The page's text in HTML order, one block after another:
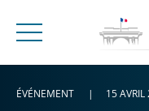
Menu
ÉVÉNEMENT 15